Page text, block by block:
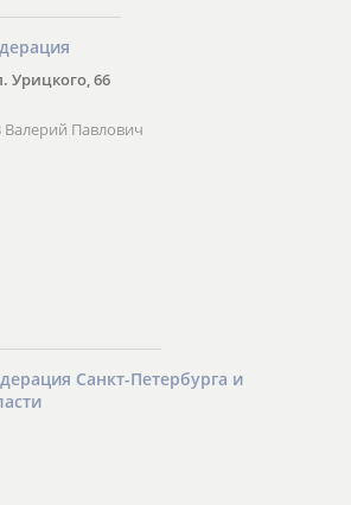
Урицкого, 66
Павлович
Санкт-Петербурга и